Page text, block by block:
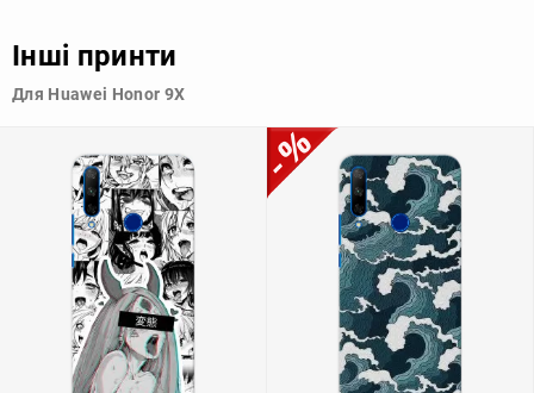
Узагалі, чохол для телефону - це дуже корисний аксесуар, який
допомагає захистити ваш пристрій, зберегти його цінність і
Інші принти
Для Huawei Honor 9X